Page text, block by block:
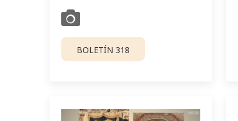
BOLETÍN 318